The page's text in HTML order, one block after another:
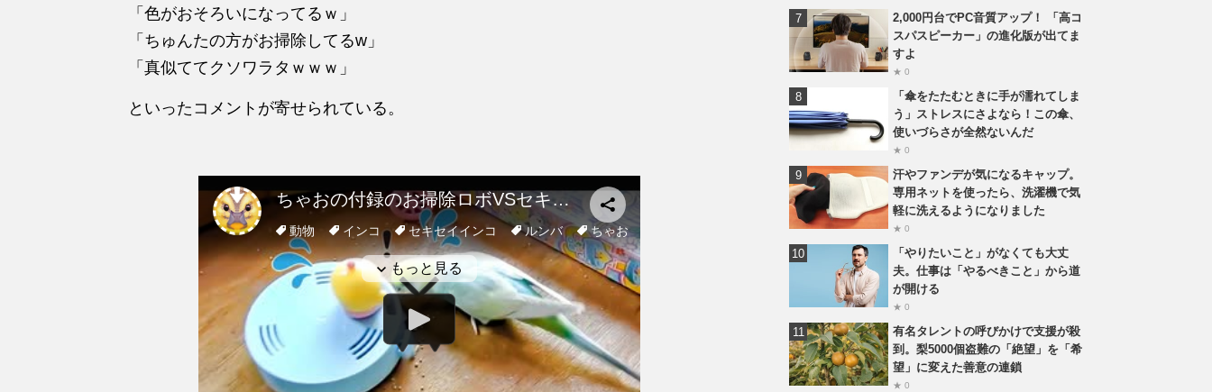
「色がおそろいになってるｗ」
「ちゅんたの方がお掃除してるw」
「真似ててクソワラタｗｗｗ」
といったコメントが寄せられている。
2,000円台でPC音質アップ！ 「高コ
スパスピーカー」の進化版が出てま
すよ
★ 0
「傘をたたむときに手が濡れてしま
う」ストレスにさよなら！この傘、
使いづらさが全然ないんだ
★ 0
汗やファンデが気になるキャップ。
専用ネットを使ったら、洗濯機で気
軽に洗えるようになりました
★ 0
「やりたいこと」がなくても大丈
夫。仕事は「やるべきこと」から道
が開ける
★ 0
有名タレントの呼びかけで支援が殺
到。梨5000個盗難の「絶望」を「希
望」に変えた善意の連鎖
★ 0